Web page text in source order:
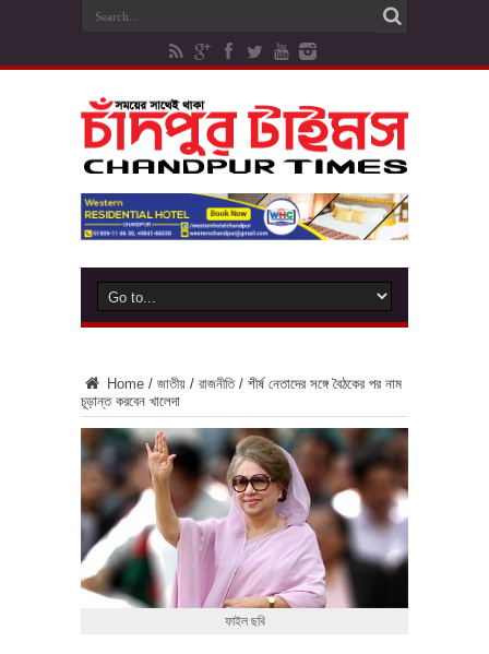
Home / জাতীয় / রাজনীতি / শীর্ষ নেতাদের সঙ্গে বৈঠকের পর নাম
চূড়ান্ত করবেন খালেদা
ফাইল ছবি